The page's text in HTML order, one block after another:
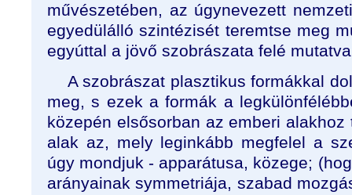
művészetében, az úgynevezett
egyedülálló szintézisét teremtse meg
egyúttal a jövő szobrászata felé
A szobrászat plasztikus formákkal
meg, s ezek a formák a
közepén elsősorban az emberi alakhoz
alak az, mely leginkább megfelel a
úgy mondjuk - apparátusa, közege;
arányainak symmetriája, szabad